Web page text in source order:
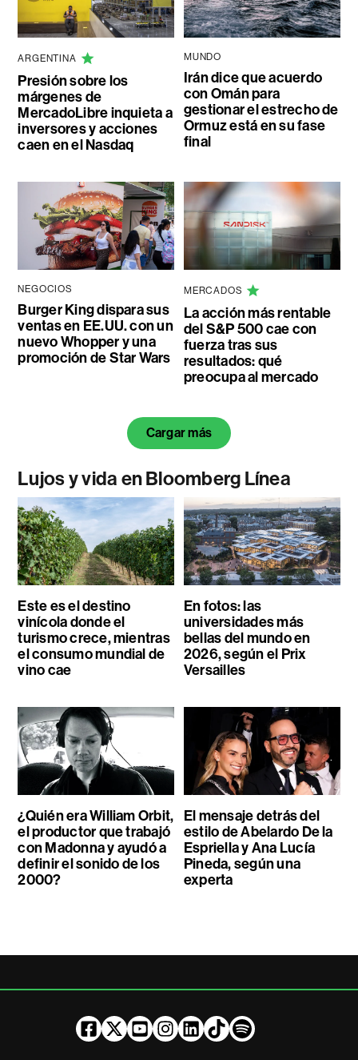
ARGENTINA
Presión sobre los
márgenes de
MercadoLibre inquieta a
inversores y acciones
caen en el Nasdaq
MUNDO
Irán dice que acuerdo
con Omán para
gestionar el estrecho de
Ormuz está en su fase
final
NEGOCIOS
Burger King dispara sus
ventas en EE.UU. con un
nuevo Whopper y una
promoción de Star Wars
MERCADOS
La acción más rentable
del S&P 500 cae con
fuerza tras sus
resultados: qué
preocupa al mercado
Cargar más
Lujos y vida en Bloomberg Línea
Este es el destino
vinícola donde el
turismo crece, mientras
el consumo mundial de
vino cae
En fotos: las
universidades más
bellas del mundo en
2026, según el Prix
Versailles
¿Quién era William Orbit,
el productor que trabajó
con Madonna y ayudó a
definir el sonido de los
2000?
El mensaje detrás del
estilo de Abelardo De la
Espriella y Ana Lucía
Pineda, según una
experta